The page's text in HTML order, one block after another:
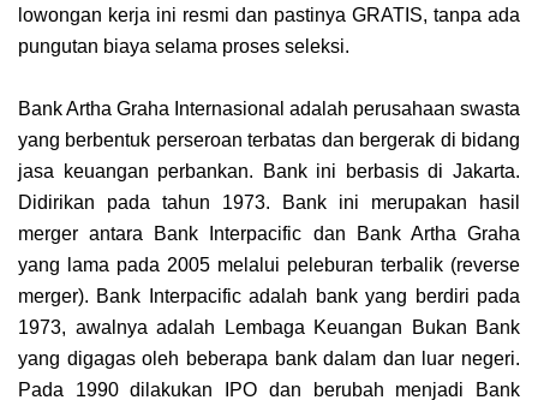
lowongan kerja ini resmi dan pastinya GRATIS, tanpa ada
pungutan biaya selama proses seleksi.
Bank Artha Graha Internasional adalah perusahaan swasta
yang berbentuk perseroan terbatas dan bergerak di bidang
jasa keuangan perbankan. Bank ini berbasis di Jakarta.
Didirikan pada tahun 1973. Bank ini merupakan hasil
merger antara Bank Interpacific dan Bank Artha Graha
yang lama pada 2005 melalui peleburan terbalik (reverse
merger). Bank Interpacific adalah bank yang berdiri pada
1973, awalnya adalah Lembaga Keuangan Bukan Bank
yang digagas oleh beberapa bank dalam dan luar negeri.
Pada 1990 dilakukan IPO dan berubah menjadi Bank